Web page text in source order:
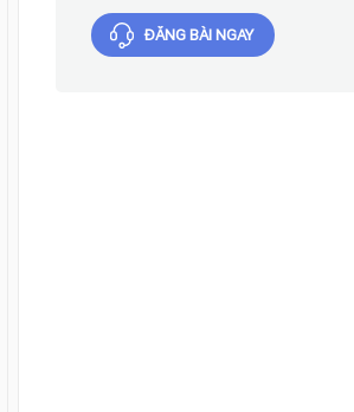
ĐĂNG BÀI NGAY